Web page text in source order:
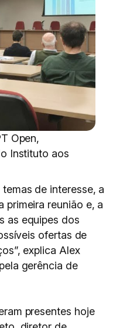
Open,
Instituto aos
de interesse, a
primeira reunião e, a
as equipes dos
ofertas de
explica Alex
gerência de
presentes hoje